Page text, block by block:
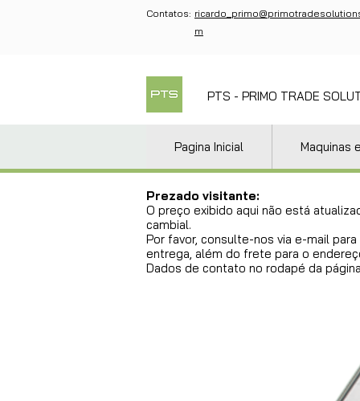
Contatos:
m
PTS - PRIMO TRADE
Pagina Inicial Maquinas
Prezado visitante:
O preço exibido aqui não está
cambial.
Por favor, consulte-nos via e-mail
entrega, além do frete para o
Dados de contato no rodapé da